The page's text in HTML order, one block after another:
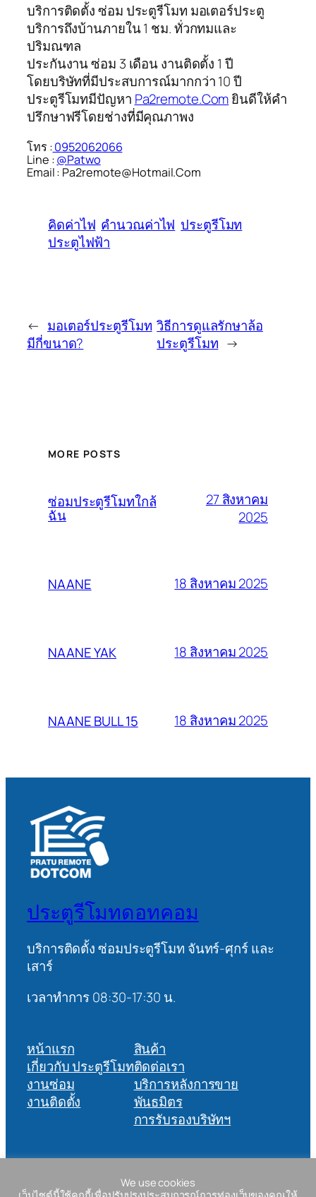
บริการติดตั้ง ซ่อม ประตูรีโมท มอเตอร์ประตู
บริการถึงบ้านภายใน 1 ชม. ทั่วกทมและ
ปริมณฑล
ประกันงาน ซ่อม 3 เดือน งานติดตั้ง 1 ปี
โดยบริษัทที่มีประสบการณ์มากกว่า 10 ปี
ประตูรีโมทมีปัญหา Pa2remote.Comยินดีให้คำ
ปรึกษาฟรีโดยช่างที่มีคุณภาพง
โทร :0952062066
Line :@Patwo
Email : Pa2remote@Hotmail.Com
คิดค่าไฟ คํานวณค่าไฟ ประตูรีโมท
ประตูไฟฟ้า
← มอเตอร์ประตูรีโมท
มีกี่ขนาด?
วิธีการดูแลรักษาล้อ
ประตูรีโมท →
MORE POSTS
ซ่อมประตูรีโมทใกล้
ฉัน
27 สิงหาคม
2025
NAANE 18 สิงหาคม 2025
NAANE YAK 18 สิงหาคม 2025
NAANE BULL 15 18 สิงหาคม 2025
ประตูรีโมทดอทคอม
บริการติดตั้ง ซ่อมประตูรีโมท จันทร์-ศุกร์ และ
เสาร์
เวลาทำการ 08:30-17:30 น.
หน้าแรก
เกี่ยวกับ ประตูรีโมท
งานซ่อม
งานติดตั้ง
สินค้า
ติดต่อเรา
บริการหลังการขาย
พันธมิตร
การรับรองบริษัทฯ
บริษัท เออีซีเอ็นจิเนียริง จำกัด 90/206 ซอยวัชรพล 1/4 แขวงท่า
แร้ง เขตบางเขน กรุงเทพฯ 10220 tax: 0105556067278
We use cookies